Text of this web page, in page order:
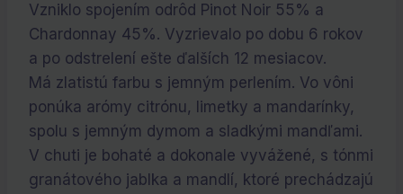
Vzniklo spojením odrôd Pinot Noir 55% a
Chardonnay 45%. Vyzrievalo po dobu 6 rokov
a po odstrelení ešte ďalších 12 mesiacov.
Má zlatistú farbu s jemným perlením. Vo vôni
ponúka arómy citrónu, limetky a mandarínky,
spolu s jemným dymom a sladkými mandľami.
V chuti je bohaté a dokonale vyvážené, s tónmi
granátového jablka a mandlí, ktoré prechádzajú